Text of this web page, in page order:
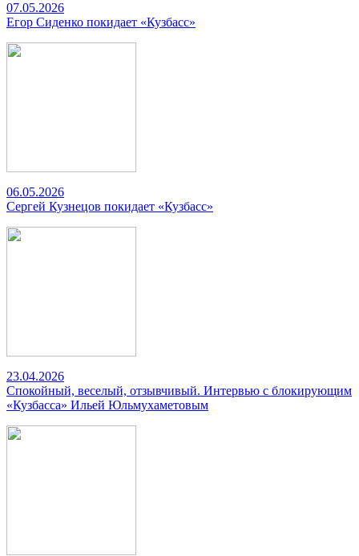
07.05.2026
Егор Сиденко покидает «Кузбасс»
06.05.2026
Сергей Кузнецов покидает «Кузбасс»
23.04.2026
Спокойный, веселый, отзывчивый. Интервью с блокирующим
«Кузбасса» Ильей Юльмухаметовым